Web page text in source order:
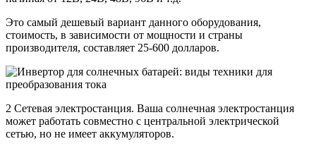
Это самый дешевый вариант данного оборудования,
стоимость, в зависимости от мощности и страны
производителя, составляет 25-600 долларов.
2 Сетевая электростанция. Ваша солнечная электростанция
может работать совместно с центральной электрической
сетью, но не имеет аккумуляторов.